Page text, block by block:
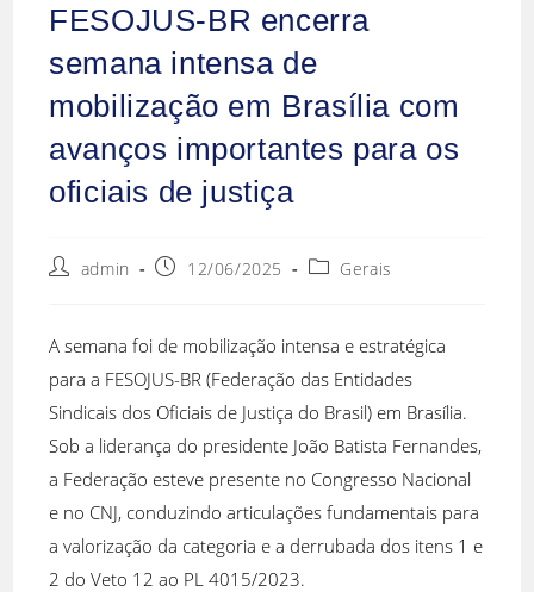
FESOJUS-BR encerra
semana intensa de
mobilização em Brasília com
avanços importantes para os
oficiais de justiça
admin 12/06/2025 Gerais
A semana foi de mobilização intensa e estratégica
para a FESOJUS-BR (Federação das Entidades
Sindicais dos Oficiais de Justiça do Brasil) em Brasília.
Sob a liderança do presidente João Batista Fernandes,
a Federação esteve presente no Congresso Nacional
e no CNJ, conduzindo articulações fundamentais para
a valorização da categoria e a derrubada dos itens 1 e
2 do Veto 12 ao PL 4015/2023.